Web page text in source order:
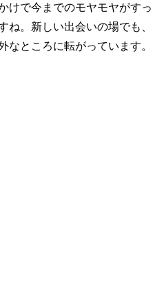
けで今までのモヤモヤがすっ
ね。新しい出会いの場でも、
なところに転がっています。